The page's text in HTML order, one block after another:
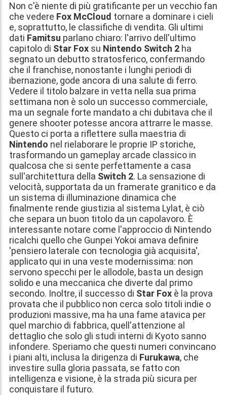
Non c'è niente di più gratificante per un vecchio fan
che vedere Fox McCloud tornare a dominare i cieli
e, soprattutto, le classifiche di vendita. Gli ultimi
dati Famitsu parlano chiaro: l'arrivo dell'ultimo
capitolo di Star Fox su Nintendo Switch 2 ha
segnato un debutto stratosferico, confermando
che il franchise, nonostante i lunghi periodi di
ibernazione, gode ancora di una salute di ferro.
Vedere il titolo balzare in vetta nella sua prima
settimana non è solo un successo commerciale,
ma un segnale forte mandato a chi dubitava che il
genere shooter potesse ancora attrarre le masse.
Questo ci porta a riflettere sulla maestria di
Nintendo nel rielaborare le proprie IP storiche,
trasformando un gameplay arcade classico in
qualcosa che si sente perfettamente a casa
sull'architettura della Switch 2. La sensazione di
velocità, supportata da un framerate granitico e da
un sistema di illuminazione dinamica che
finalmente rende giustizia al sistema Lylat, è ciò
che separa un buon titolo da un capolavoro. È
interessante notare come l'approccio di Nintendo
ricalchi quello che Gunpei Yokoi amava definire
'pensiero laterale con tecnologia già acquisita',
applicato qui in una veste modernissima: non
servono specchi per le allodole, basta un design
solido e una meccanica che diverte dal primo
secondo. Inoltre, il successo di Star Fox è la prova
provata che il pubblico non cerca solo titoli indie o
produzioni massive, ma ha una fame atavica per
quel marchio di fabbrica, quell'attenzione al
dettaglio che solo gli studi interni di Kyoto sanno
infondere. Speriamo che questi numeri convincano
i piani alti, inclusa la dirigenza di Furukawa, che
investire sulla gloria passata, se fatto con
intelligenza e visione, è la strada più sicura per
conquistare il futuro.